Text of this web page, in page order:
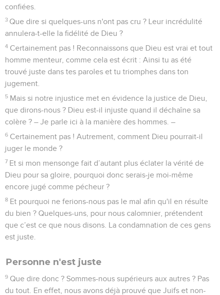
confiées.
3 Que dire si quelques-uns n'ont pas cru ? Leur incrédulité
annulera-t-elle la fidélité de Dieu ?
4 Certainement pas ! Reconnaissons que Dieu est vrai et tout
homme menteur, comme cela est écrit : Ainsi tu as été
trouvé juste dans tes paroles et tu triomphes dans ton
jugement.
5 Mais si notre injustice met en évidence la justice de Dieu,
que dirons-nous ? Dieu est-il injuste quand il déchaîne sa
colère ? – Je parle ici à la manière des hommes. –
6 Certainement pas ! Autrement, comment Dieu pourrait-il
juger le monde ?
7 Et si mon mensonge fait d’autant plus éclater la vérité de
Dieu pour sa gloire, pourquoi donc serais-je moi-même
encore jugé comme pécheur ?
8 Et pourquoi ne ferions-nous pas le mal afin qu'il en résulte
du bien ? Quelques-uns, pour nous calomnier, prétendent
que c’est ce que nous disons. La condamnation de ces gens
est juste.
Personne n'est juste
9 Que dire donc ? Sommes-nous supérieurs aux autres ? Pas
du tout. En effet, nous avons déjà prouvé que Juifs et non-